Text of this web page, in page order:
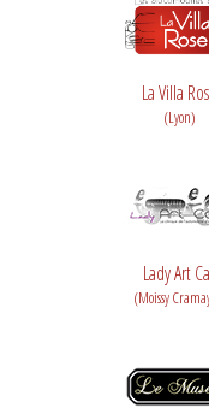
La Villa
(Lyon)
Lady Art
(Moissy